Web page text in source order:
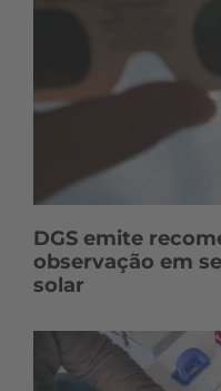
DGS emite
observação em
solar